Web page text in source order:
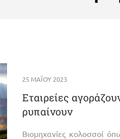
25 ΜΑΪ́ΟΥ 2023
Εταιρείες
ρυπαίνουν
Βιομηχανίες κολοσσοί